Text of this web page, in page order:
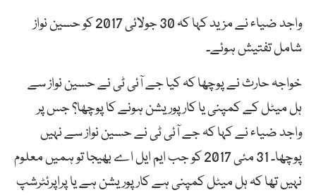
واجد ضیاء نے مزید کہا کہ 30 جولائی 2017 کو حسین نواز
شامل تفتیش ہوئے۔
خواجہ حارث نے پوچھا کہ کیا جے آئی ٹی نے حسین نواز سے
ہل میٹل کے کمپنی یا کارپوریشن ہونے کا پوچھا؟ جس پر
واجد ضیاء نے کہا کہ جے آئی ٹی نے حسین نواز سے نہیں
پوچھا۔ 31 مئی 2017 کو جب ایم ایل اے بھیجا تو ہمیں معلوم
نہیں تھا کہ ہل میٹل کمپنی ہے کارپوریشن ہے یا پراپرئٹرشپ